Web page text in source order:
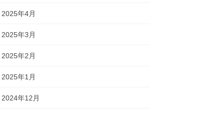
2025年4月
2025年3月
2025年2月
2025年1月
2024年12月